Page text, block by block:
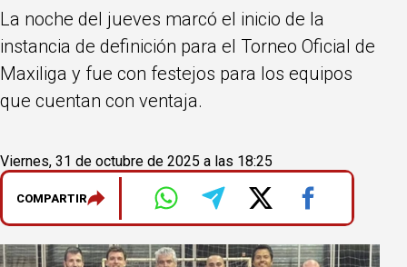
La noche del jueves marcó el inicio de la
instancia de definición para el Torneo Oficial de
Maxiliga y fue con festejos para los equipos
que cuentan con ventaja.
Viernes, 31 de octubre de 2025 a las 18:25
COMPARTIR